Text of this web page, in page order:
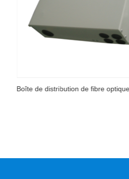
Boîte à patch montée sur mur